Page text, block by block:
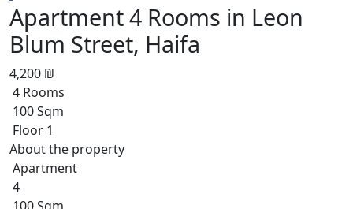
Apartment 4 Rooms in Leon
Blum Street, Haifa
4,200 ₪
4 Rooms
100 Sqm
Floor 1
About the property
Apartment
4